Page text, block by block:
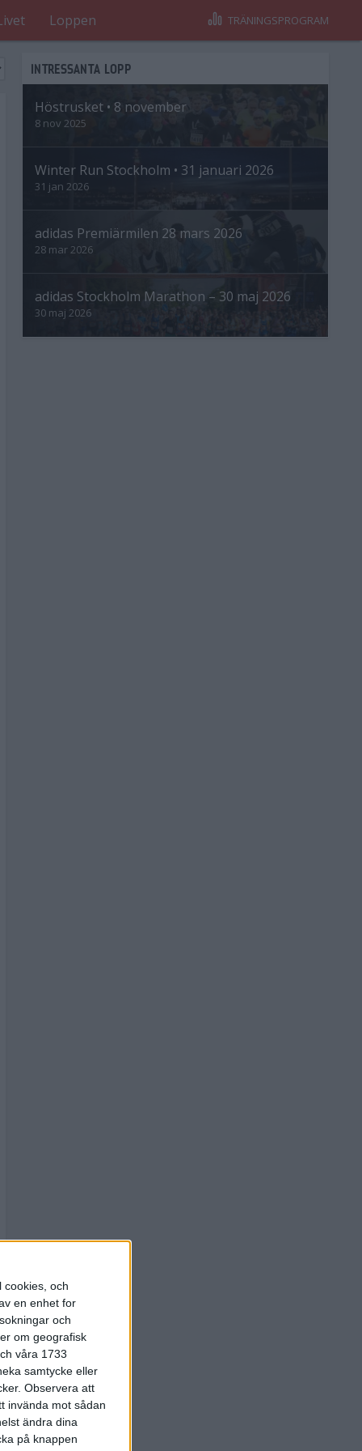
cookies, och
en enhet for
och
om geografisk
våra 1733
samtycke eller
Observera att
invända mot sådan
ändra dina
på knappen
Loppen TRÄNINGSPROGRAM
INTRESSANTA LOPP
Höstrusket • 8 november
8 nov 2025
Winter Run Stockholm • 31 januari 2026
31 jan 2026
adidas Premiärmilen 28 mars 2026
28 mar 2026
adidas Stockholm Marathon – 30 maj 2026
30 maj 2026